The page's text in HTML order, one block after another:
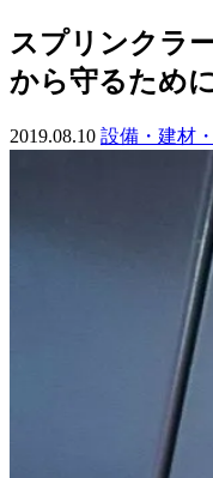
スプリンクラ
から守るため
2019.08.10 設備・建材